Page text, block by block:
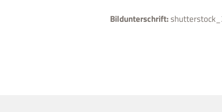
Bildunterschrift: